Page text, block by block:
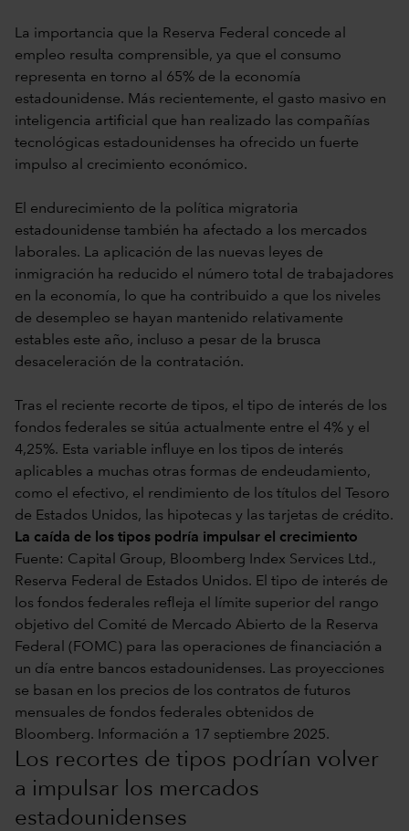
La importancia que la Reserva Federal concede al
empleo resulta comprensible, ya que el consumo
representa en torno al 65% de la economía
estadounidense. Más recientemente, el gasto masivo en
inteligencia artificial que han realizado las compañías
tecnológicas estadounidenses ha ofrecido un fuerte
impulso al crecimiento económico.
El endurecimiento de la política migratoria
estadounidense también ha afectado a los mercados
laborales. La aplicación de las nuevas leyes de
inmigración ha reducido el número total de trabajadores
en la economía, lo que ha contribuido a que los niveles
de desempleo se hayan mantenido relativamente
estables este año, incluso a pesar de la brusca
desaceleración de la contratación.
Tras el reciente recorte de tipos, el tipo de interés de los
fondos federales se sitúa actualmente entre el 4% y el
4,25%. Esta variable influye en los tipos de interés
aplicables a muchas otras formas de endeudamiento,
como el efectivo, el rendimiento de los títulos del Tesoro
de Estados Unidos, las hipotecas y las tarjetas de crédito.
La caída de los tipos podría impulsar el crecimiento
Fuente: Capital Group, Bloomberg Index Services Ltd.,
Reserva Federal de Estados Unidos. El tipo de interés de
los fondos federales refleja el límite superior del rango
objetivo del Comité de Mercado Abierto de la Reserva
Federal (FOMC) para las operaciones de financiación a
un día entre bancos estadounidenses. Las proyecciones
se basan en los precios de los contratos de futuros
mensuales de fondos federales obtenidos de
Bloomberg. Información a 17 septiembre 2025.
Los recortes de tipos podrían volver
a impulsar los mercados
estadounidenses